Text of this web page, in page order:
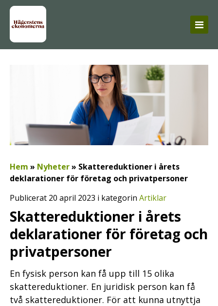
Hem » Nyheter» Skattereduktioner i årets
deklarationer för företag och privatpersoner
Publicerat 20 april 2023 i kategorin Artiklar
Skattereduktioner i årets
deklarationer för företag och
privatpersoner
En fysisk person kan få upp till 15 olika
skattereduktioner. En juridisk person kan få
två skattereduktioner. För att kunna utnyttja